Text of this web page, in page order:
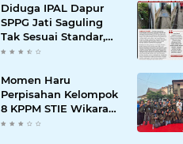
Kepada
Kepemimpinan Merdi
Hajiji Sebagai ketua
DPD Lpm Kota
2021-2026
Diduga IPAL Dapur
SPPG Jati Saguling
Tak Sesuai Standar,
Warga Keluhkan
Mengalir ke Sungai
Momen Haru
Perpisahan Kelompok
8 KPPM STIE Wikara
Bersama Kepala Desa